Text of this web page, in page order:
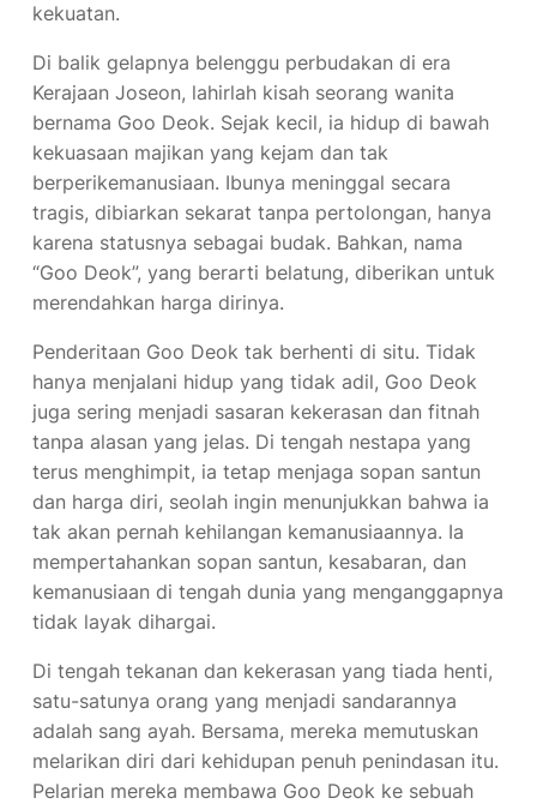
kekuatan.
Di balik gelapnya belenggu perbudakan di era
Kerajaan Joseon, lahirlah kisah seorang wanita
bernama Goo Deok. Sejak kecil, ia hidup di bawah
kekuasaan majikan yang kejam dan tak
berperikemanusiaan. Ibunya meninggal secara
tragis, dibiarkan sekarat tanpa pertolongan, hanya
karena statusnya sebagai budak. Bahkan, nama
“Goo Deok”, yang berarti belatung, diberikan untuk
merendahkan harga dirinya.
Penderitaan Goo Deok tak berhenti di situ. Tidak
hanya menjalani hidup yang tidak adil, Goo Deok
juga sering menjadi sasaran kekerasan dan fitnah
tanpa alasan yang jelas. Di tengah nestapa yang
terus menghimpit, ia tetap menjaga sopan santun
dan harga diri, seolah ingin menunjukkan bahwa ia
tak akan pernah kehilangan kemanusiaannya. Ia
mempertahankan sopan santun, kesabaran, dan
kemanusiaan di tengah dunia yang menganggapnya
tidak layak dihargai.
Di tengah tekanan dan kekerasan yang tiada henti,
satu-satunya orang yang menjadi sandarannya
adalah sang ayah. Bersama, mereka memutuskan
melarikan diri dari kehidupan penuh penindasan itu.
Pelarian mereka membawa Goo Deok ke sebuah